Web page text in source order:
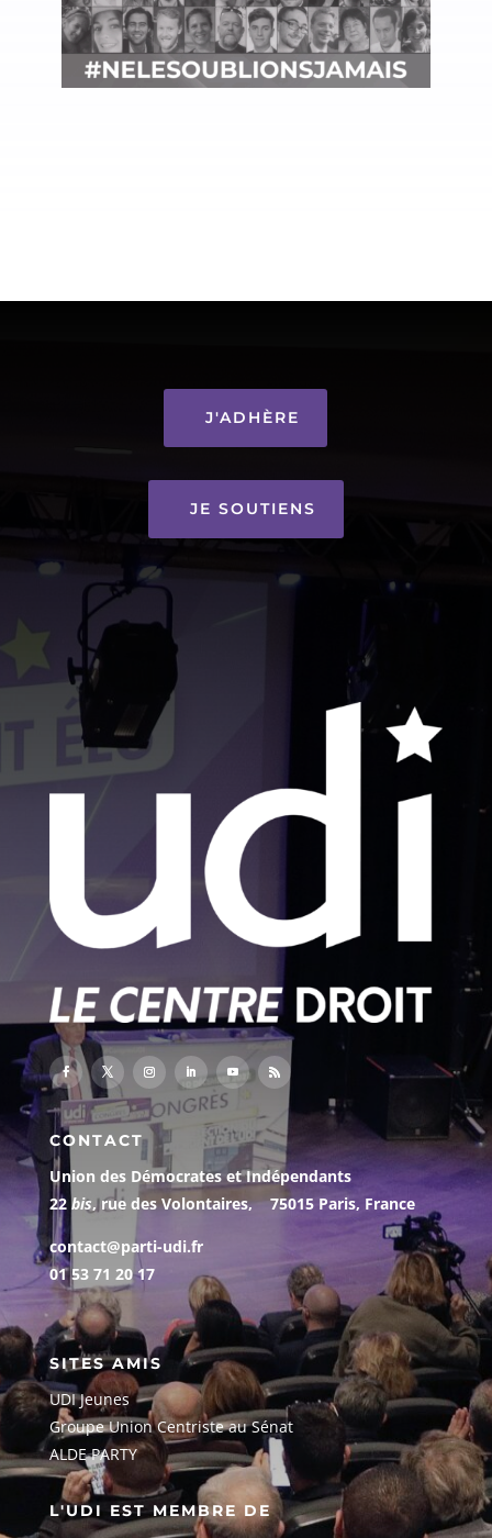
J'ADHÈRE
JE SOUTIENS
CONTACT
Union des Démocrates et Indépendants
22 bis, rue des Volontaires, 75015 Paris, France
contact@parti-udi.fr
01 53 71 20 17
SITES AMIS
UDI Jeunes
Groupe Union Centriste au Sénat
ALDE PARTY
L'UDI EST MEMBRE DE